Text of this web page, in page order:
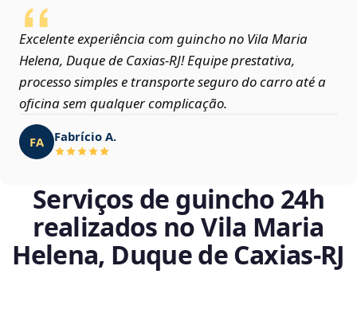
Excelente experiência com guincho no Vila Maria
Helena, Duque de Caxias‑RJ! Equipe prestativa,
processo simples e transporte seguro do carro até a
oficina sem qualquer complicação.
FA Fabrício A.
Serviços de guincho 24h
realizados no Vila Maria
Helena, Duque de Caxias‑RJ